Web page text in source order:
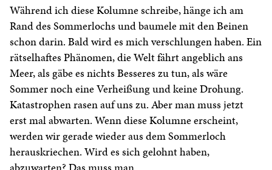
Während ich diese Kolumne schreibe, hänge ich am
Rand des Sommerlochs und baumele mit den Beinen
schon darin. Bald wird es mich verschlungen haben. Ein
rätselhaftes Phänomen, die Welt fährt angeblich ans
Meer, als gäbe es nichts Besseres zu tun, als wäre
Sommer noch eine Verheißung und keine Drohung.
Katastrophen rasen auf uns zu. Aber man muss jetzt
erst mal abwarten. Wenn diese Kolumne erscheint,
werden wir gerade wieder aus dem Sommerloch
herauskriechen. Wird es sich gelohnt haben,